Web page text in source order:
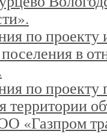
по проекту
в
по проекту
территории
«Газпром